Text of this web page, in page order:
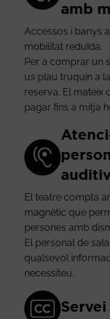
amb
Accessos i banys
mobilitat reduïda.
Per a comprar un
us plau truquin a
reserva. El mateix
pagar fins a mitja
El teatre compta
magnètic que
persones amb
El personal de
qualsevol
necessiteu.